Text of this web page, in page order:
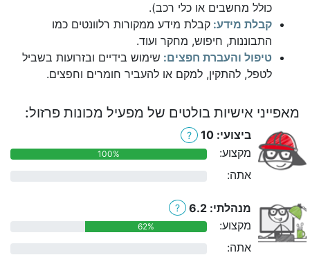
כולל מחשבים או כלי רכב).
קבלת מידע: קבלת מידע ממקורות רלוונטים כמו
התבוננות, חיפוש, מחקר ועוד.
טיפול והעברת חפצים: שימוש בידיים ובזרועות בשביל
לטפל, להתקין, למקם או להעביר חומרים וחפצים.
מאפייני אישיות בולטים של מפעיל מכונות פרזול:
ביצועי: 10 ?
מקצוע: 100%
אתה:
מנהלתי: 6.2 ?
מקצוע: 62%
אתה: